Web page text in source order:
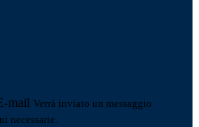
mail Verrà inviato un messaggio
necessarie.